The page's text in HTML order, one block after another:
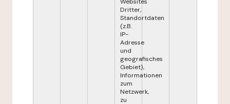
Dritter,
Standortdaten
(z.B.
IP-
Adresse
und
geografisches
Gebiet),
Informationen
zum
Netzwerk,
zu